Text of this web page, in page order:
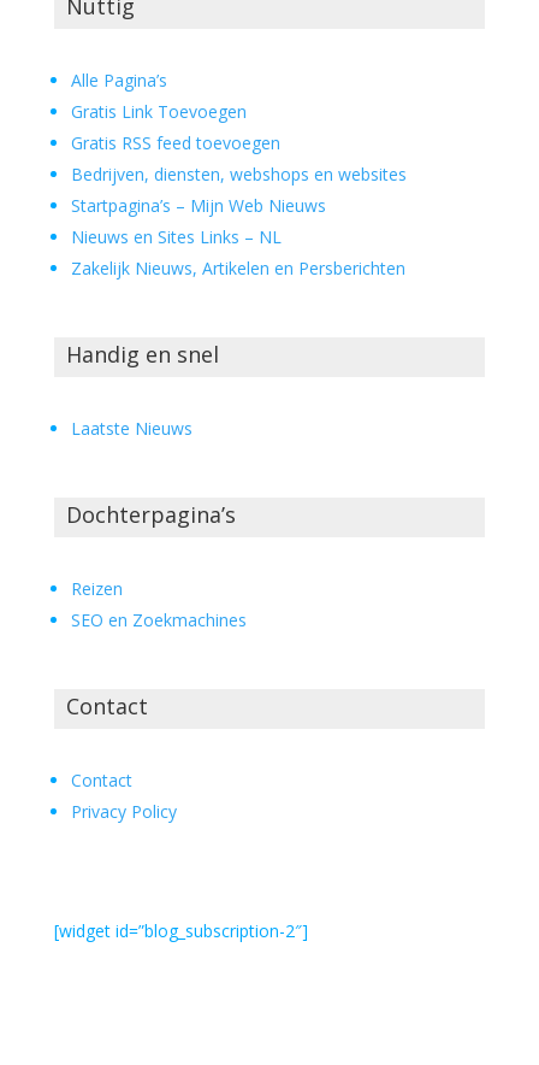
Nuttig
Alle Pagina’s
Gratis Link Toevoegen
Gratis RSS feed toevoegen
Bedrijven, diensten, webshops en websites
Startpagina’s – Mijn Web Nieuws
Nieuws en Sites Links – NL
Zakelijk Nieuws, Artikelen en Persberichten
Handig en snel
Laatste Nieuws
Dochterpagina’s
Reizen
SEO en Zoekmachines
Contact
Contact
Privacy Policy
[widget id=”blog_subscription-2″]